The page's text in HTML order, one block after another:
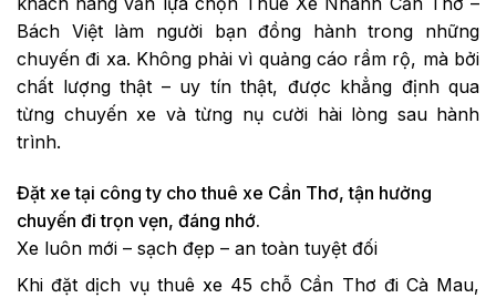
Bách Việt làm người bạn đồng hành trong những
chuyến đi xa. Không phải vì quảng cáo rầm rộ, mà bởi
chất lượng thật – uy tín thật, được khẳng định qua
từng chuyến xe và từng nụ cười hài lòng sau hành
trình.
Đặt xe tại công ty cho thuê xe Cần Thơ, tận hưởng
chuyến đi trọn vẹn, đáng nhớ.
Xe luôn mới – sạch đẹp – an toàn tuyệt đối
Khi đặt dịch vụ thuê xe 45 chỗ Cần Thơ đi Cà Mau,